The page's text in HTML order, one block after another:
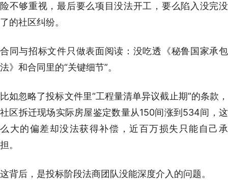
险不够重视，最后要么项目没法开工，要么陷入没完没
了的社区纠纷。
合同与招标文件只做表面阅读：没吃透《秘鲁国家承包
法》和合同里的“关键细节”。
比如忽略了投标文件里“工程量清单异议截止期”的条款，
社区拆迁现场实际房屋鉴定数量从150间涨到534间，这
么大的偏差却没法获得补偿，近百万损失只能自己承
担。
这背后，是投标阶段法商团队没能深度介入的问题。